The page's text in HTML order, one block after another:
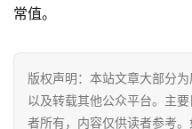
简
手
赚
常值。
版权声明：本站文章大部分
以及转载其他公众平台。主
者所有，内容仅供读者参考